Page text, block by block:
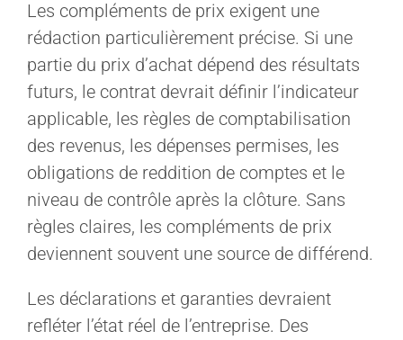
Les compléments de prix exigent une
rédaction particulièrement précise. Si une
partie du prix d’achat dépend des résultats
futurs, le contrat devrait définir l’indicateur
applicable, les règles de comptabilisation
des revenus, les dépenses permises, les
obligations de reddition de comptes et le
niveau de contrôle après la clôture. Sans
règles claires, les compléments de prix
deviennent souvent une source de différend.
Les déclarations et garanties devraient
refléter l’état réel de l’entreprise. Des